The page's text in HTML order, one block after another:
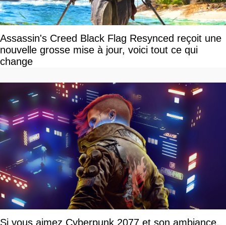
Assassin's Creed Black Flag Resynced reçoit une
nouvelle grosse mise à jour, voici tout ce qui
change
Si vous aimez Cyberpunk 2077 et son ambiance,